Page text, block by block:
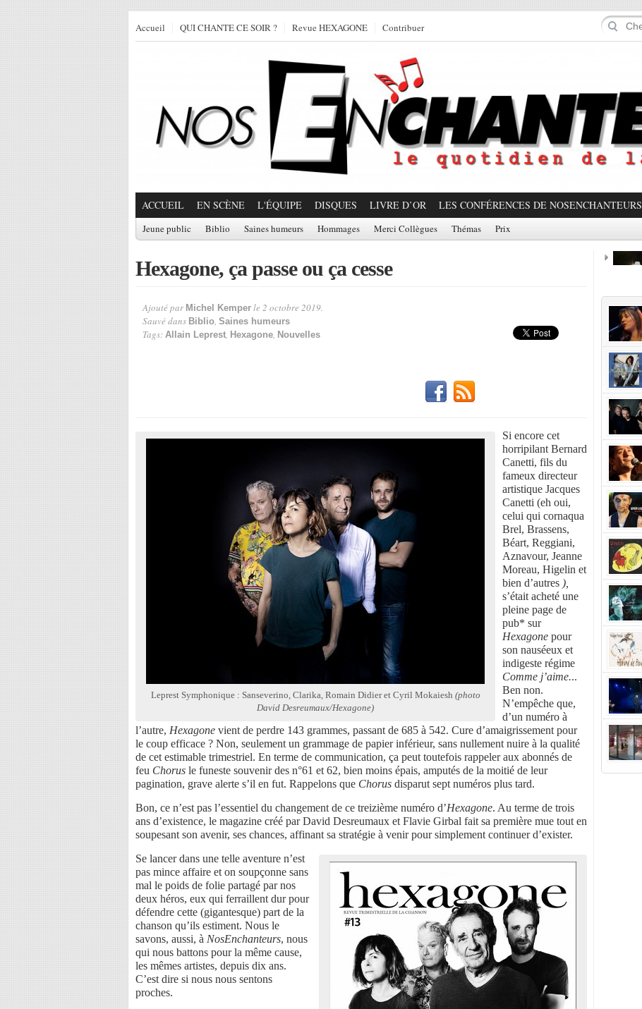
Accueil QUI CHANTE CE SOIR ? Revue HEXAGONE Contribuer
ACCUEIL EN SCÈNE L'ÉQUIPE DISQUES LIVRE D’OR LES CONFÉRENCES DE NOSENCHANTEURS
Jeune public Biblio Saines humeurs Hommages Merci Collègues Thémas Prix
Hexagone, ça passe ou ça cesse
Ajouté par Michel Kemper le 2 octobre 2019.
Sauvé dans Biblio, Saines humeurs
Tags: Allain Leprest, Hexagone, Nouvelles
Leprest Symphonique : Sanseverino, Clarika, Romain Didier et Cyril Mokaiesh (photo
David Desreumaux/Hexagone)
Si encore cet
horripilant Bernard
Canetti, fils du
fameux directeur
artistique Jacques
Canetti (eh oui,
celui qui cornaqua
Brel, Brassens,
Béart, Reggiani,
Aznavour, Jeanne
Moreau, Higelin et
bien d’autres ),
s’était acheté une
pleine page de
pub* sur
Hexagone pour
son nauséeux et
indigeste régime
Comme j’aime...
Ben non.
N’empêche que,
d’un numéro à
l’autre, Hexagone vient de perdre 143 grammes, passant de 685 à 542. Cure d’amaigrissement pour
le coup efficace ? Non, seulement un grammage de papier inférieur, sans nullement nuire à la qualité
de cet estimable trimestriel. En terme de communication, ça peut toutefois rappeler aux abonnés de
feu Chorus le funeste souvenir des n°61 et 62, bien moins épais, amputés de la moitié de leur
pagination, grave alerte s’il en fut. Rappelons que Chorus disparut sept numéros plus tard.
Bon, ce n’est pas l’essentiel du changement de ce treizième numéro d’Hexagone. Au terme de trois
ans d’existence, le magazine créé par David Desreumaux et Flavie Girbal fait sa première mue tout en
soupesant son avenir, ses chances, affinant sa stratégie à venir pour simplement continuer d’exister.
Se lancer dans une telle aventure n’est
pas mince affaire et on soupçonne sans
mal le poids de folie partagé par nos
deux héros, eux qui ferraillent dur pour
défendre cette (gigantesque) part de la
chanson qu’ils estiment. Nous le
savons, aussi, à NosEnchanteurs, nous
qui nous battons pour la même cause,
les mêmes artistes, depuis dix ans.
C’est dire si nous nous sentons
proches.